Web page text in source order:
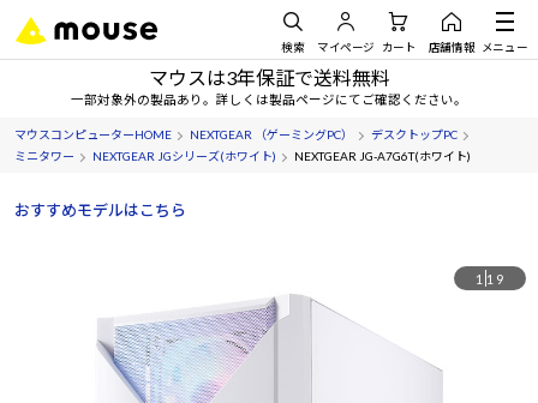
検索 マイページ カート 店舗情報 メニュー
マウスは3年保証で送料無料
一部対象外の製品あり。詳しくは製品ページにてご確認ください。
マウスコンピューターHOME NEXTGEAR （ゲーミングPC）
デスクトップPC
ミニタワー
NEXTGEAR JGシリーズ(ホワイト) NEXTGEAR JG-A7G6T(ホワイト)
おすすめモデルはこちら
1 19